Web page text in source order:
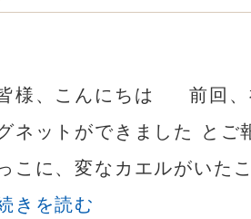
様、こんにちは 前回、
ネットができました と
こに、変なカエルがいた
きを読む